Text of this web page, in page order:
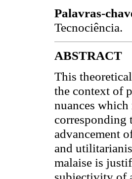
Palavras-
Tecnociência.
ABSTRACT
This
the context of
nuances
corresponding
advancement
and
malaise is